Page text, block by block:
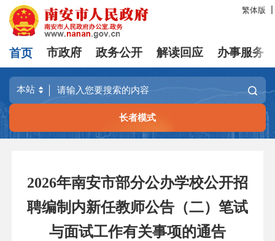
繁体版
首页 市政府 政务公开 解读回应 办事服务
长者模式
2026年南安市部分公办学校公开招
聘编制内新任教师公告（二）笔试
与面试工作有关事项的通告